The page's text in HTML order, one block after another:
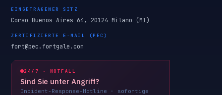
EINGETRAGENER SITZ
Corso Buenos Aires 64, 20124 Milano (MI)
ZERTIFIZIERTE E-MAIL (PEC)
fort@pec.fortgale.com
24/7 · NOTFALL
Sind Sie unter Angriff?
Incident-Response-Hotline · sofortige